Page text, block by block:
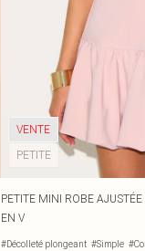
VENTE
PETITE
PETITE MINI ROBE
EN V
#Décolleté plongeant #Simple